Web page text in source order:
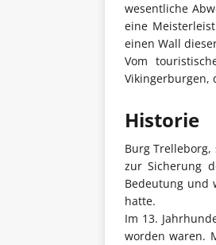
wesentliche
eine
einen Wall
Vom
Vikingerburgen,
Historie
Burg
zur Sicherung
Bedeutung und
hatte.
Im 13.
worden waren.